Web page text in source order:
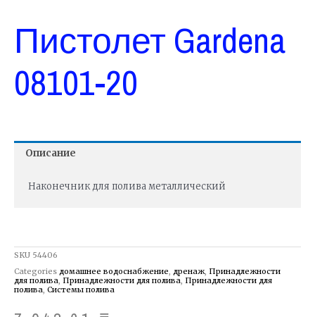
Пистолет Gardena
08101-20
Описание
Наконечник для полива металлический
SKU 54406
Categories домашнее водоснабжение, дренаж, Принадлежности
для полива, Принадлежности для полива, Принадлежности для
полива, Системы полива